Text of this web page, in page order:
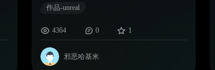
作品-unreal
4364 0 1
邪恶哈基米